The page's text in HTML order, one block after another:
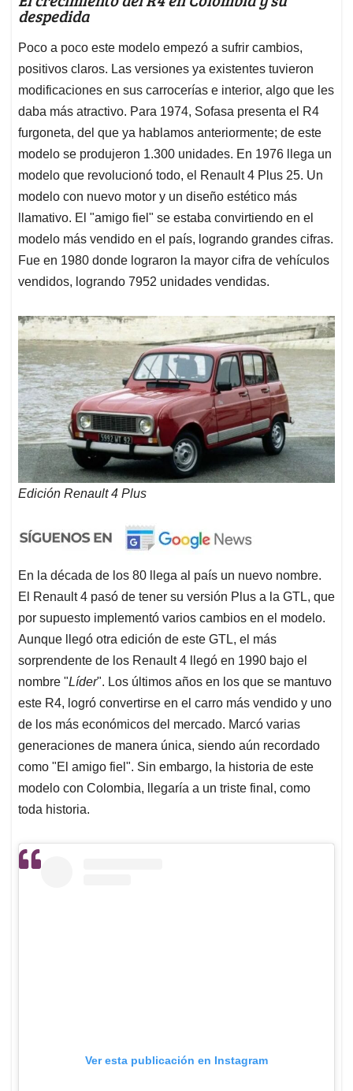
despedida
Poco a poco este modelo empezó a sufrir cambios,
positivos claros. Las versiones ya existentes tuvieron
modificaciones en sus carrocerías e interior, algo que les
daba más atractivo. Para 1974, Sofasa presenta el R4
furgoneta, del que ya hablamos anteriormente; de este
modelo se produjeron 1.300 unidades. En 1976 llega un
modelo que revolucionó todo, el Renault 4 Plus 25. Un
modelo con nuevo motor y un diseño estético más
llamativo. El "amigo fiel" se estaba convirtiendo en el
modelo más vendido en el país, logrando grandes cifras.
Fue en 1980 donde lograron la mayor cifra de vehículos
vendidos, logrando 7952 unidades vendidas.
Edición Renault 4 Plus
En la década de los 80 llega al país un nuevo nombre.
El Renault 4 pasó de tener su versión Plus a la GTL, que
por supuesto implementó varios cambios en el modelo.
Aunque llegó otra edición de este GTL, el más
sorprendente de los Renault 4 llegó en 1990 bajo el
nombre "Líder". Los últimos años en los que se mantuvo
este R4, logró convertirse en el carro más vendido y uno
de los más económicos del mercado. Marcó varias
generaciones de manera única, siendo aún recordado
como "El amigo fiel". Sin embargo, la historia de este
modelo con Colombia, llegaría a un triste final, como
toda historia.
Ver esta publicación en Instagram